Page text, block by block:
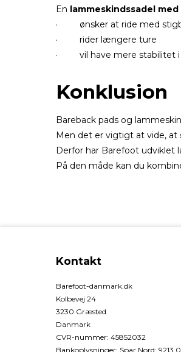
En lammeskindssadel
· ønsker at ride med
· rider længere ture
· vil have mere stabilitet i
Konklusion
Bareback pads og
Men det er vigtigt at vide, at
Derfor har Barefoot udviklet
På den måde kan du
Kontakt
Barefoot-danmark.dk
Kolbevej 24
3230 Græsted
Danmark
CVR-nummer: 45852032
Bankoplysninger: Spar Nord: 9213